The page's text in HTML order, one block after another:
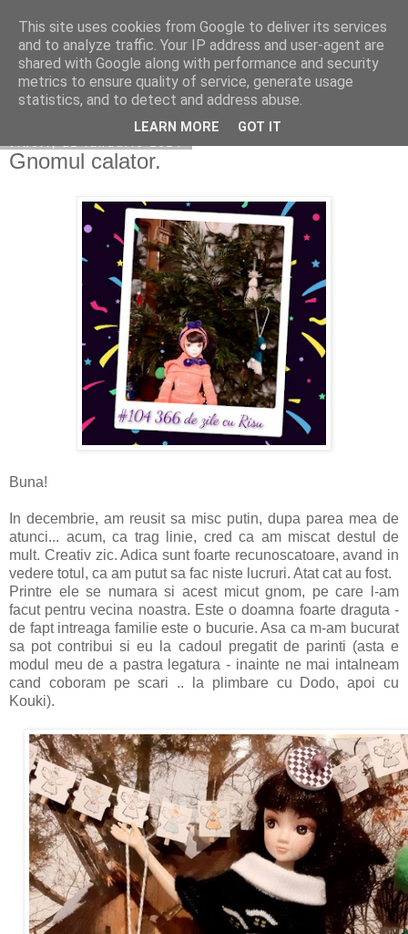
Copilarim
Gnomul calator.
Buna!
In decembrie, am reusit sa misc putin, dupa parea mea de
atunci... acum, ca trag linie, cred ca am miscat destul de
mult. Creativ zic. Adica sunt foarte recunoscatoare, avand in
vedere totul, ca am putut sa fac niste lucruri. Atat cat au fost.
Printre ele se numara si acest micut gnom, pe care l-am
facut pentru vecina noastra. Este o doamna foarte draguta -
de fapt intreaga familie este o bucurie. Asa ca m-am bucurat
sa pot contribui si eu la cadoul pregatit de parinti (asta e
modul meu de a pastra legatura - inainte ne mai intalneam
cand coboram pe scari .. la plimbare cu Dodo, apoi cu
Kouki).
This site uses cookies from Google to deliver its services
and to analyze traffic. Your IP address and user-agent are
shared with Google along with performance and security
metrics to ensure quality of service, generate usage
statistics, and to detect and address abuse.
LEARN MORE GOT IT